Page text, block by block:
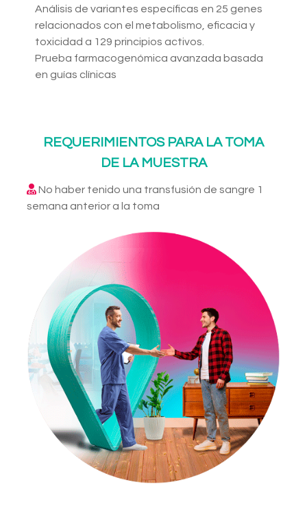
Análisis de variantes específicas en 25 genes
relacionados con el metabolismo, eficacia y
toxicidad a 129 principios activos.
Prueba farmacogenómica avanzada basada
en guías clínicas
REQUERIMIENTOS PARA LA TOMA
DE LA MUESTRA
No haber tenido una transfusión de sangre 1
semana anterior a la toma